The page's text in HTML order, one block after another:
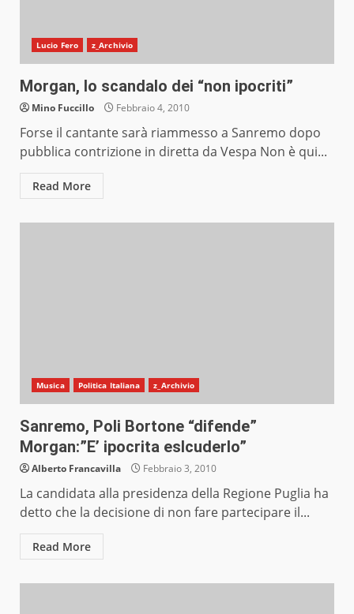
Lucio Fero z_Archivio
Morgan, lo scandalo dei “non ipocriti”
Mino Fuccillo Febbraio 4, 2010
Forse il cantante sarà riammesso a Sanremo dopo
pubblica contrizione in diretta da Vespa Non è qui...
Read More
Musica Politica Italiana z_Archivio
Sanremo, Poli Bortone “difende”
Morgan:”E’ ipocrita eslcuderlo”
Alberto Francavilla Febbraio 3, 2010
La candidata alla presidenza della Regione Puglia ha
detto che la decisione di non fare partecipare il...
Read More